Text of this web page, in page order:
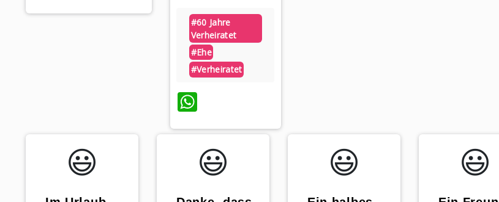
#60 Jahre
Verheiratet
#ehe
#verheiratet
😃️ 😃️ 😃️ 😃️